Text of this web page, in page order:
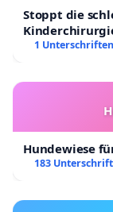
Stoppt die
Kinder in
1 Unterschriften
Hundewiese
183